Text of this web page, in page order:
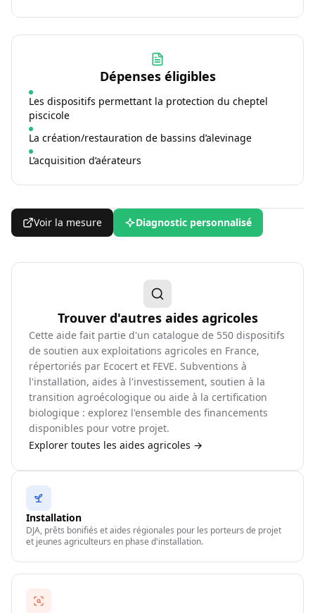
Dépenses éligibles
Les dispositifs permettant la protection du cheptel
piscicole
La création/restauration de bassins d’alevinage
L’acquisition d’aérateurs
Voir la mesure Diagnostic personnalisé
Trouver d'autres aides agricoles
Cette aide fait partie d'un catalogue de 550 dispositifs
de soutien aux exploitations agricoles en France,
répertoriés par Ecocert et FEVE. Subventions à
l'installation, aides à l'investissement, soutien à la
transition agroécologique ou aide à la certification
biologique : explorez l'ensemble des financements
disponibles pour votre projet.
Explorer toutes les aides agricoles →
Installation
DJA, prêts bonifiés et aides régionales pour les porteurs de projet
et jeunes agriculteurs en phase d'installation.